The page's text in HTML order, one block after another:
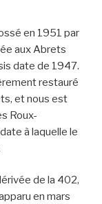
en 1951 par
aux Abrets
date de 1947.
restauré
et nous est
Roux-
à laquelle le
de la 402,
en mars